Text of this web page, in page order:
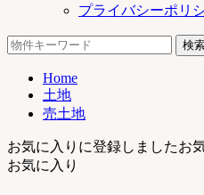
伯
｜
土
地
プライバシーポリ
検
Home
土地
売土地
お気に入りに登録しましたお
お気に入り